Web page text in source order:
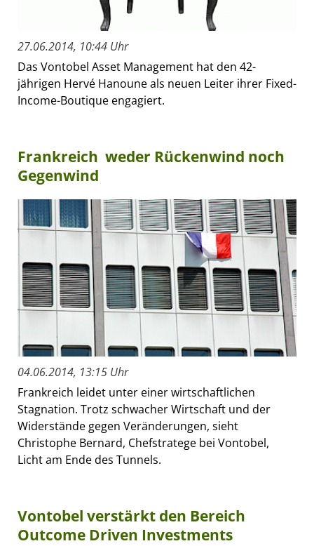
27.06.2014, 10:44 Uhr
Das Vontobel Asset Management hat den 42-
jährigen Hervé Hanoune als neuen Leiter ihrer Fixed-
Income-Boutique engagiert.
Frankreich  weder Rückenwind noch
Gegenwind
04.06.2014, 13:15 Uhr
Frankreich leidet unter einer wirtschaftlichen
Stagnation. Trotz schwacher Wirtschaft und der
Widerstände gegen Veränderungen, sieht
Christophe Bernard, Chefstratege bei Vontobel,
Licht am Ende des Tunnels.
Vontobel verstärkt den Bereich
Outcome Driven Investments